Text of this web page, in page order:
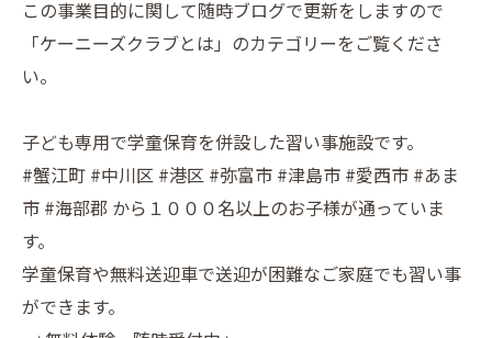
この事業目的に関して随時ブログで更新をしますので
「ケーニーズクラブとは」のカテゴリーをご覧くださ
い。
子ども専用で学童保育を併設した習い事施設です。
#蟹江町 #中川区 #港区 #弥富市 #津島市 #愛西市 #あま
市 #海部郡 から１０００名以上のお子様が通っていま
す。
学童保育や無料送迎車で送迎が困難なご家庭でも習い事
ができます。